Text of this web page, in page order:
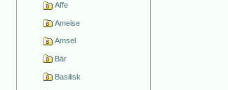
Affe
Ameise
Amsel
Bär
Basilisk